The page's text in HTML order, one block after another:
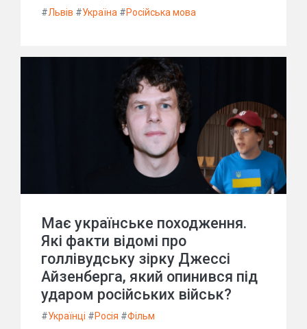
#Львів #Україна #Російська мова
Має українське походження.
Які факти відомі про
голлівудську зірку Джессі
Айзенберга, який опинився під
ударом російських військ?
#Українці #Росія #Фільм